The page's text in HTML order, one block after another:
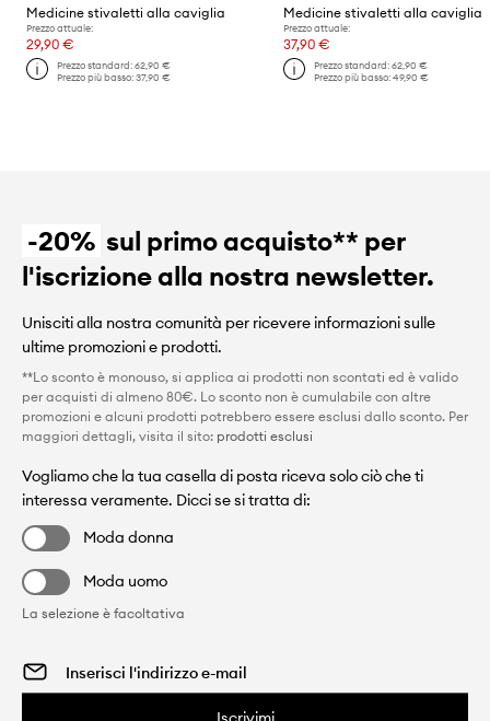
Medicine stivaletti alla caviglia
Prezzo attuale:
29,90 €
Prezzo standard:62,90 €
Prezzo più basso:37,90 €
Medicine stivaletti alla caviglia
Prezzo attuale:
37,90 €
Prezzo standard: 62,90 €
Prezzo più basso: 49,90 €
-20% sul primo acquisto** per
l'iscrizione alla nostra newsletter.
Unisciti alla nostra comunità per ricevere informazioni sulle
ultime promozioni e prodotti.
**Lo sconto è monouso, si applica ai prodotti non scontati ed è valido
per acquisti di almeno 80€. Lo sconto non è cumulabile con altre
promozioni e alcuni prodotti potrebbero essere esclusi dallo sconto. Per
maggiori dettagli, visita il sito: prodotti esclusi
Vogliamo che la tua casella di posta riceva solo ciò che ti
interessa veramente. Dicci se si tratta di:
Moda donna
Moda uomo
La selezione è facoltativa